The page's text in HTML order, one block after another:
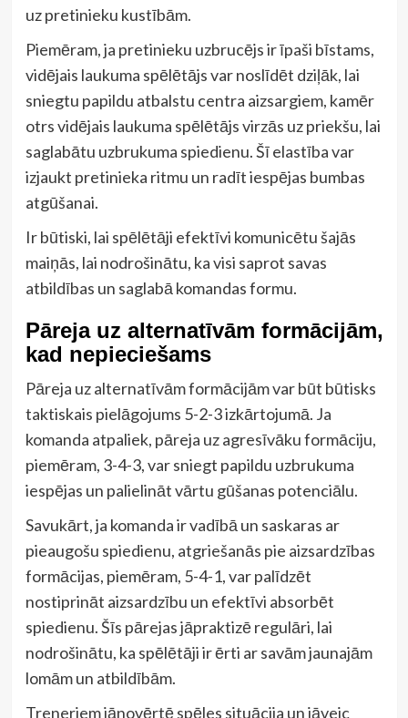
uz pretinieku kustībām.
Piemēram, ja pretinieku uzbrucējs ir īpaši bīstams,
vidējais laukuma spēlētājs var noslīdēt dziļāk, lai
sniegtu papildu atbalstu centra aizsargiem, kamēr
otrs vidējais laukuma spēlētājs virzās uz priekšu, lai
saglabātu uzbrukuma spiedienu. Šī elastība var
izjaukt pretinieka ritmu un radīt iespējas bumbas
atgūšanai.
Ir būtiski, lai spēlētāji efektīvi komunicētu šajās
maiņās, lai nodrošinātu, ka visi saprot savas
atbildības un saglabā komandas formu.
Pāreja uz alternatīvām formācijām,
kad nepieciešams
Pāreja uz alternatīvām formācijām var būt būtisks
taktiskais pielāgojums 5-2-3 izkārtojumā. Ja
komanda atpaliek, pāreja uz agresīvāku formāciju,
piemēram, 3-4-3, var sniegt papildu uzbrukuma
iespējas un palielināt vārtu gūšanas potenciālu.
Savukārt, ja komanda ir vadībā un saskaras ar
pieaugošu spiedienu, atgriešanās pie aizsardzības
formācijas, piemēram, 5-4-1, var palīdzēt
nostiprināt aizsardzību un efektīvi absorbēt
spiedienu. Šīs pārejas jāpraktizē regulāri, lai
nodrošinātu, ka spēlētāji ir ērti ar savām jaunajām
lomām un atbildībām.
Treneriem jānovērtē spēles situācija un jāveic